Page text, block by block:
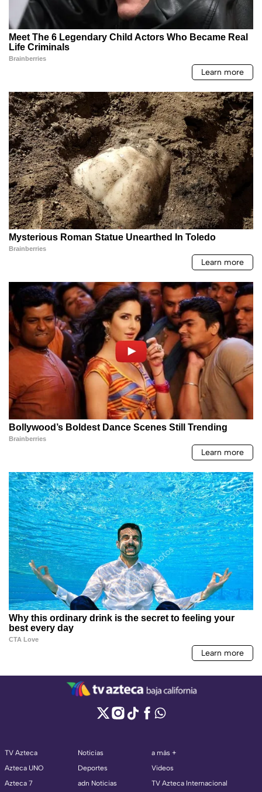
TV Azteca
Azteca UNO
Azteca 7
Noticias
Deportes
adn Noticias
a más +
Videos
TV Azteca Internacional